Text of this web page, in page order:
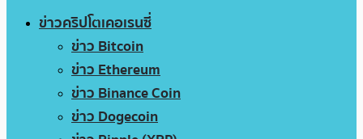
ข่าวคริปโตเคอเรนซี่
ข่าว Bitcoin
ข่าว Ethereum
ข่าว Binance Coin
ข่าว Dogecoin